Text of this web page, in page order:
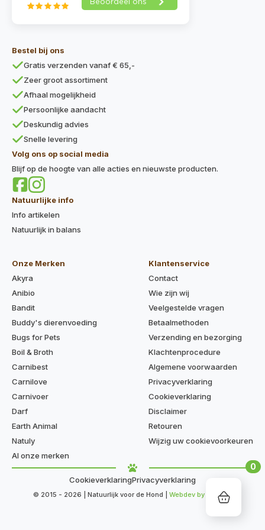
0
Bestel bij ons
Gratis verzenden vanaf € 65,-
Zeer groot assortiment
Afhaal mogelijkheid
Persoonlijke aandacht
Deskundig advies
Snelle levering
Volg ons op social media
Blijf op de hoogte van alle acties en nieuwste producten.
Natuurlijke info
Info artikelen
Natuurlijk in balans
Onze Merken
Akyra
Anibio
Bandit
Buddy's dierenvoeding
Bugs for Pets
Boil & Broth
Carnibest
Carnilove
Carnivoer
Darf
Earth Animal
Natuly
Al onze merken
Klantenservice
Contact
Wie zijn wij
Veelgestelde vragen
Betaalmethoden
Verzending en bezorging
Klachtenprocedure
Algemene voorwaarden
Privacyverklaring
Cookieverklaring
Disclaimer
Retouren
Wijzig uw cookievoorkeuren
© 2015 - 2026 | Natuurlijk voor de Hond | Webdev by Kaige.nl
CookieverklaringPrivacyverklaring